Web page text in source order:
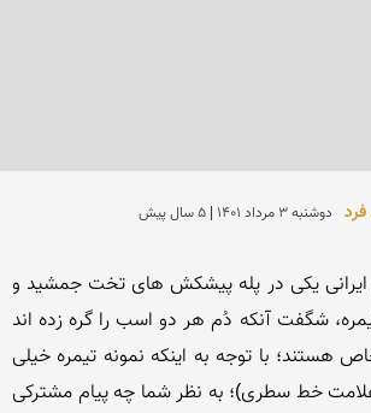
دوشنبه 3 مرداد 1401 | 5 سال پیش